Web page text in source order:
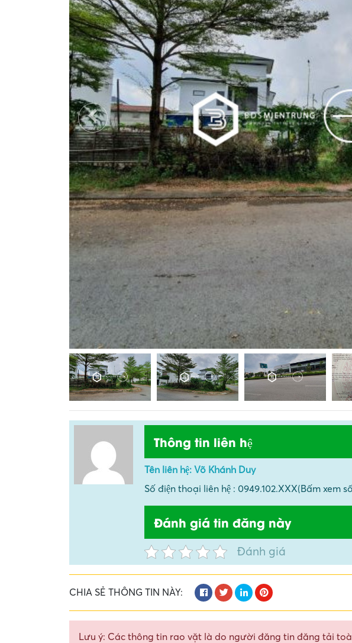
Thông tin liên hệ
Tên liên hệ: Võ Khánh Duy
Số điện thoại liên hệ : 0949.102.XXX(Bấm xem
Đánh giá tin đăng này
Đánh giá
CHIA SẺ THÔNG TIN NÀY:
Lưu ý: Các thông tin rao vặt là do người đăng tin đăng tải